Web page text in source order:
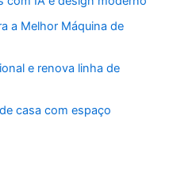
a Melhor Máquina de
e renova linha de
casa com espaço